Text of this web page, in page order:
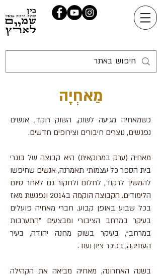
מַאחְיָה
כשמאחיה מגיעה לשוק, השוק רוקד, אנשים
נפגשים, נוצרים חיבורים וצירופים חדשים.
מאחיה (ערק במרוקאית) היא קבוצה של בוגרי
בית הספר כל עצמותי תאמרנה, אנשים שחיפשו
להמשיך לרקוד, לחלום ולחקור גם לאחר סיום
הלימודים. הקבוצה הוקמה ב2014 ונפגשת מאז
בכל שבוע באופן קבוע. חברי מאחיה פועלים
בעיקר במרחב הציבורי ומבצעים "התערבות
במרחב", בעיקר בשוק מחנה יהודה, בעיר
העתיקה, בכיכר ציון ועוד.
בשנה האחרונה, מאחיה מביאה את הקהילה